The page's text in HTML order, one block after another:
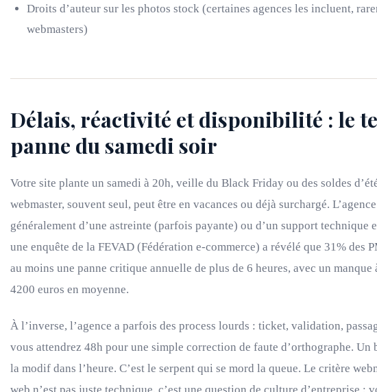
Droits d’auteur sur les photos stock (certaines agences les incluent,
webmasters)
Délais, réactivité et disponibilité : le
panne du samedi soir
Votre site plante un samedi à 20h, veille du Black Friday ou des soldes
webmaster, souvent seul, peut être en vacances ou déjà surchargé.
généralement d’une astreinte (parfois payante) ou d’un support technique
une enquête de la FEVAD (Fédération e-commerce) a révélé que 31% des
au moins une panne critique annuelle de plus de 6 heures, avec un manque
4200 euros en moyenne.
À l’inverse, l’agence a parfois des process lourds : ticket, validation,
vous attendrez 48h pour une simple correction de faute d’orthographe. Un
la modif dans l’heure. C’est le serpent qui se mord la queue. Le critère